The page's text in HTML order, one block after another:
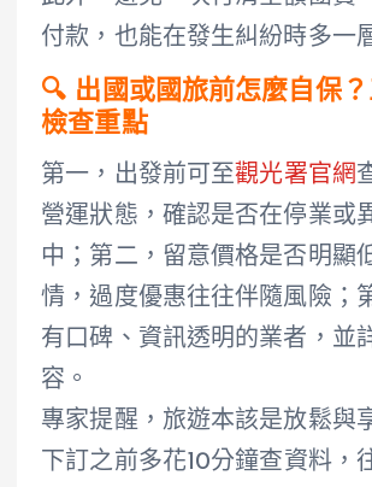
付款，也能在發生糾紛時多一
🔍 出國或國旅前怎麼自保
檢查重點
第一，出發前可至觀光署官網
營運狀態，確認是否在停業或
中；第二，留意價格是否明顯
情，過度優惠往往伴隨風險；
有口碑、資訊透明的業者，並
容。
專家提醒，旅遊本該是放鬆與
下訂之前多花10分鐘查資料，